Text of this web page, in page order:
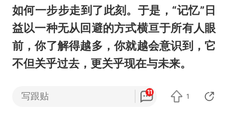
如何一步步走到了此刻。于是，“记忆”日
益以一种无从回避的方式横亘于所有人眼
前，你了解得越多，你就越会意识到，它
不但关乎过去，更关乎现在与未来。
杨潇将携新作《另一个国度》与成庆、李
写跟贴 11
1